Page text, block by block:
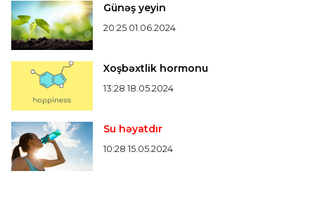
Günəş yeyin
20:25 01.06.2024
Xoşbəxtlik hormonu
13:28 18.05.2024
Su həyatdır
10:28 15.05.2024